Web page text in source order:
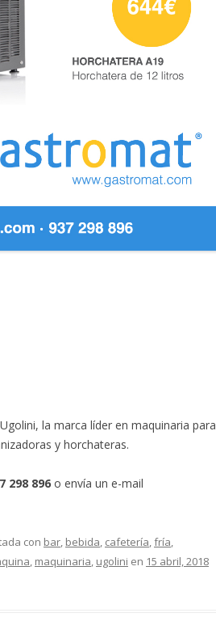
la marca líder en maquinaria para
y horchateras.
298 896 o envía un e-mail
con bar, bebida, cafetería,fría,
, maquinaria, ugolini en 15 abril, 2018